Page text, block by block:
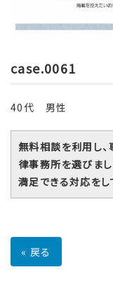
case.0061
40代 男性
無料相談を利用し
律事務所を選びまし
満足できる対応をし
« 戻る